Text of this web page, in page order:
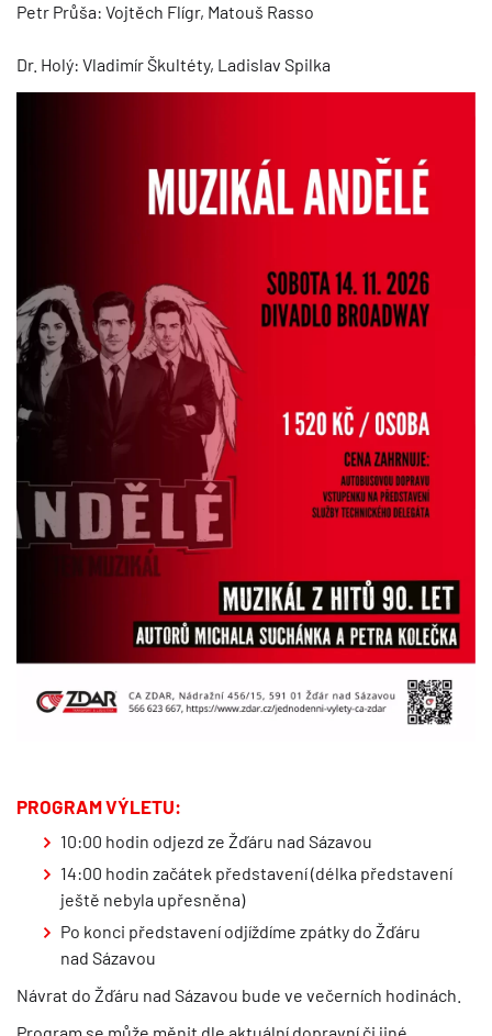
Petr Průša: Vojtěch Flígr, Matouš Rasso
Dr. Holý: Vladimír Škultéty, Ladislav Spilka
PROGRAM VÝLETU:
10:00 hodin odjezd ze Žďáru nad Sázavou
14:00 hodin začátek představení (délka představení
ještě nebyla upřesněna)
Po konci představení odjíždíme zpátky do Žďáru
nad Sázavou
Návrat do Žďáru nad Sázavou bude ve večerních hodinách.
Program se může měnit dle aktuální dopravní či jiné